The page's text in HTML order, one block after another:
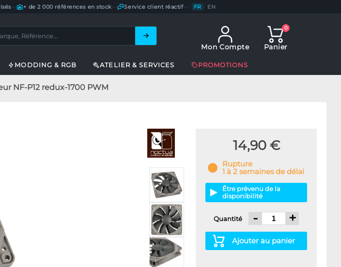
— + de 2 000 références en stock Service client réactif— FR / EN
Mon Compte
0
Panier
MODDING & RGB ATELIER & SERVICES PROMOTIONS
NF-P12 redux-1700 PWM
14,90 €
Rupture
1 à 2 semaines de délai
Être prévenu de la
disponibilité
Quantité - +
Ajouter au panier